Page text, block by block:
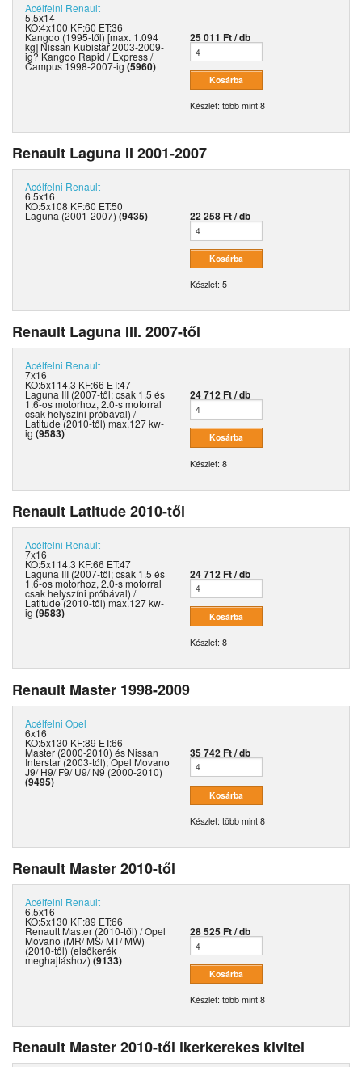
Acélfelni Renault
5.5x14
KO:4x100 KF:60 ET:36
Kangoo (1995-től) [max. 1.094
kg] Nissan Kubistar 2003-2009-
ig? Kangoo Rapid / Express /
Campus 1998-2007-ig(5960)
25 011 Ft / db
Készlet: több mint 8
Renault Laguna II 2001-2007
Acélfelni Renault
6.5x16
KO:5x108 KF:60 ET:50
Laguna (2001-2007) (9435) 22 258 Ft / db
Készlet: 5
Renault Laguna III. 2007-től
Acélfelni Renault
7x16
KO:5x114.3 KF:66 ET:47
Laguna III (2007-től; csak 1.5 és
1.6-os motorhoz, 2.0-s motorral
csak helyszíni próbával) /
Latitude (2010-től) max.127 kw-
ig (9583)
24 712 Ft / db
Készlet: 8
Renault Latitude 2010-től
Acélfelni Renault
7x16
KO:5x114.3 KF:66 ET:47
Laguna III (2007-től; csak 1.5 és
1.6-os motorhoz, 2.0-s motorral
csak helyszíni próbával) /
Latitude (2010-től) max.127 kw-
ig (9583)
24 712 Ft / db
Készlet: 8
Renault Master 1998-2009
Acélfelni Opel
6x16
KO:5x130 KF:89 ET:66
Master (2000-2010) és Nissan
Interstar (2003-tól); Opel Movano
J9/ H9/ F9/ U9/ N9 (2000-2010)
(9495)
35 742 Ft / db
Készlet: több mint 8
Renault Master 2010-től
Acélfelni Renault
6.5x16
KO:5x130 KF:89 ET:66
Renault Master (2010-től) / Opel
Movano (MR/ MS/ MT/ MW)
(2010-től) (elsőkerék
meghajtáshoz) (9133)
28 525 Ft / db
Készlet: több mint 8
Renault Master 2010-től ikerkerekes kivitel